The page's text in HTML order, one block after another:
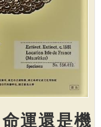
運還是機